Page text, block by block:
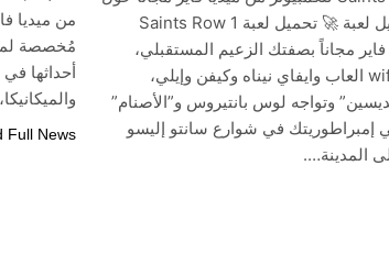
هذه اللعبة: 🚀 تحميل لعبة 🚀 تحميل لعبة Saints Row 1
فاير مجاناً بصفتك الزعيم المستقبلي،
وبجانبك wifi4games العاب وايفاي نيناه وكيفن وإيلي،
وتواجه لوس بانتيروس و”الأصنام”
إمبراطوريتك في شوارع سانتو إليسو
المدينة….
مُخصصة لمن
أحداثها في
Full News